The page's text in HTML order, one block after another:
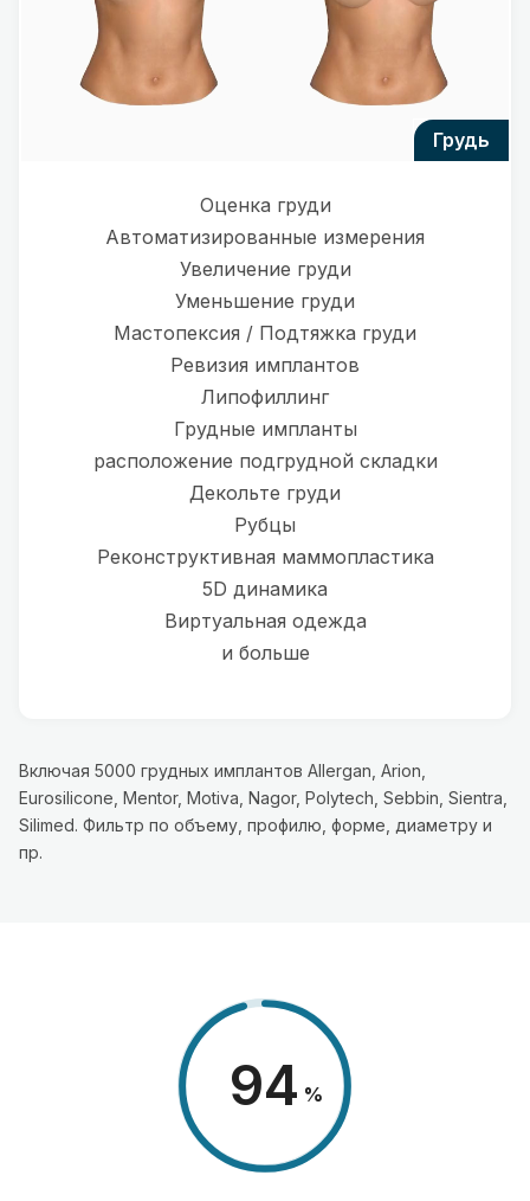
грудь
Оценка груди
Автоматизированные измерения
Увеличение груди
Уменьшение груди
Мастопексия / Подтяжка груди
Ревизия имплантов
Липофиллинг
Грудные импланты
расположение подгрудной складки
Декольте груди
Рубцы
Реконструктивная маммопластика
5D динамика
Виртуальная одежда
и больше
Включая 5000 грудных имплантов Allergan, Arion,
Eurosilicone, Mentor, Motiva, Nagor, Polytech, Sebbin, Sientra,
Silimed. Фильтр по объему, профилю, форме, диаметру и
пр.
98 %